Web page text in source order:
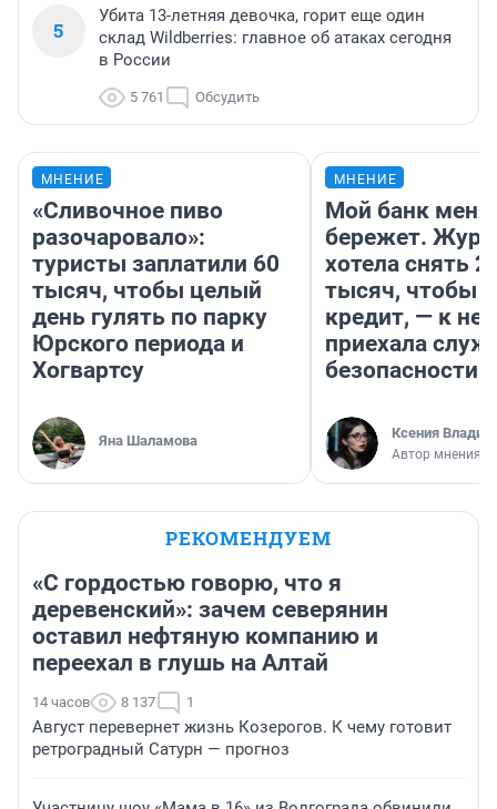
5
Убита 13-летняя девочка, горит еще один
склад Wildberries: главное об атаках сегодня
в России
5 761 Обсудить
МНЕНИЕ
«Сливочное пиво
разочаровало»:
туристы заплатили 60
тысяч, чтобы целый
день гулять по парку
Юрского периода и
Хогвартсу
Яна Шаламова
МНЕНИЕ
Мой банк меня
бережет.
хотела снять
тысяч, чтобы
кредит, — к
приехала
безопасности
Ксения
Автор мнения
РЕКОМЕНДУЕМ
«С гордостью говорю, что я
деревенский»: зачем северянин
оставил нефтяную компанию и
переехал в глушь на Алтай
14 часов 8 137 1
Август перевернет жизнь Козерогов. К чему готовит
ретроградный Сатурн — прогноз